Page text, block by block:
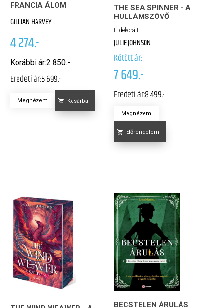
FRANCIA ÁLOM
GILLIAN HARVEY
4 274.-
Korábbi ár:2 850.-
Eredeti ár:5 699.-
Megnézem Kosárba
THE SEA SPINNER - A
HULLÁMSZÖVŐ
Éldekorált
JULIE JOHNSON
Kötött ár:
7 649.-
Eredeti ár:8 499.-
Megnézem
Előrendelem
BECSTELEN ÁRULÁS